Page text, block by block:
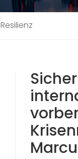
Resilienz